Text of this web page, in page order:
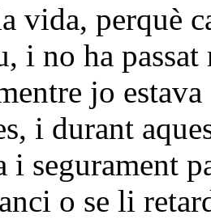
vida, perquè
i no ha passat
jo estava
i durant
i segurament
o se li